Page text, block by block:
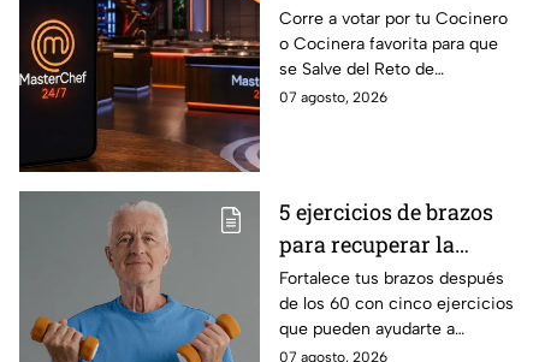
MasterChef 24/7 para
que salves a un
Cocinero del Reto de
Eliminación de este
Corre a votar por tu Cocinero
o Cocinera favorita para que
se Salve del Reto de
Eliminación de MasterChef
07 agosto, 2026
5 ejercicios de brazos
para recuperar la
fuerza después de los
60
Fortalece tus brazos después
de los 60 con cinco ejercicios
que pueden ayudarte a
recuperar fuerza, movilidad y
07 agosto, 2026